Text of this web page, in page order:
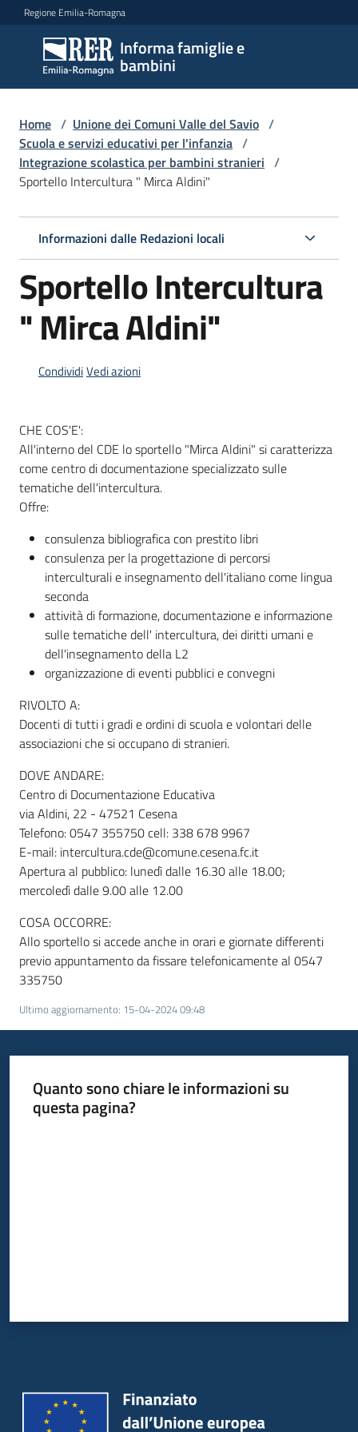
Vai al contenuto
Vai alla navigazione
Vai al footer
Regione Emilia-Romagna
Informa famiglie e
bambini
Informa
famiglie
e
bambini
Argomenti
Servizi
Centri
per
le
locali
Newsletter
Home / Unione dei Comuni Valle del Savio /
Scuola e servizi educativi per l'infanzia /
Integrazione scolastica per bambini stranieri /
Sportello Intercultura " Mirca Aldini"
Informazioni dalle Redazioni locali
Sportello Intercultura
" Mirca Aldini"
CondividiVedi azioni
CHE COS'E':
All'interno del CDE lo sportello "Mirca Aldini" si caratterizza
come centro di documentazione specializzato sulle
tematiche dell'intercultura.
Offre:
consulenza bibliografica con prestito libri
consulenza per la progettazione di percorsi
interculturali e insegnamento dell'italiano come lingua
seconda
attività di formazione, documentazione e informazione
sulle tematiche dell' intercultura, dei diritti umani e
dell'insegnamento della L2
organizzazione di eventi pubblici e convegni
RIVOLTO A:
Docenti di tutti i gradi e ordini di scuola e volontari delle
associazioni che si occupano di stranieri.
DOVE ANDARE:
Centro di Documentazione Educativa
via Aldini, 22 - 47521 Cesena
Telefono: 0547 355750 cell: 338 678 9967
E-mail: intercultura.cde@comune.cesena.fc.it
Apertura al pubblico: lunedì dalle 16.30 alle 18.00;
mercoledì dalle 9.00 alle 12.00
COSA OCCORRE:
Allo sportello si accede anche in orari e giornate differenti
previo appuntamento da fissare telefonicamente al 0547
335750
Ultimo aggiornamento: 15-04-2024 09:48
Quanto sono chiare le informazioni su
questa pagina?